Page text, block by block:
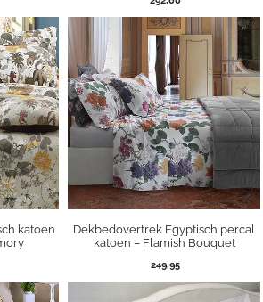
katoen
Dekbedovertrek Egyptisch percal
katoen – Flamish Bouquet
249,95